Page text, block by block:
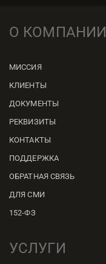
О КОМПАНИИ
МИССИЯ
КЛИЕНТЫ
ДОКУМЕНТЫ
РЕКВИЗИТЫ
КОНТАКТЫ
ПОДДЕРЖКА
ОБРАТНАЯ СВЯЗЬ
ДЛЯ СМИ
152-ФЗ
УСЛУГИ